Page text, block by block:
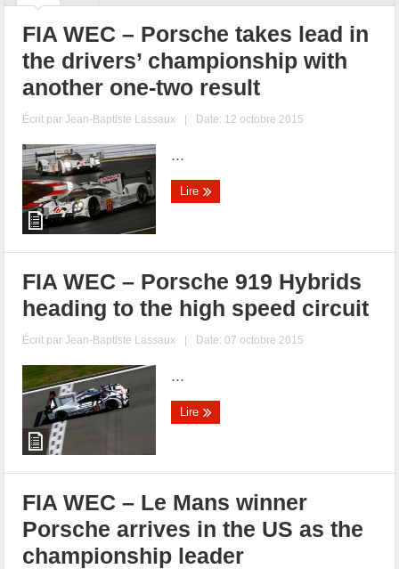
FIA WEC – Porsche takes lead in
the drivers’ championship with
another one-two result
Écrit parJean-Baptiste Lassaux | Date: 12 octobre 2015
...
Lire
FIA WEC – Porsche 919 Hybrids
heading to the high speed circuit
Écrit parJean-Baptiste Lassaux | Date: 07 octobre 2015
...
Lire
FIA WEC – Le Mans winner
Porsche arrives in the US as the
championship leader